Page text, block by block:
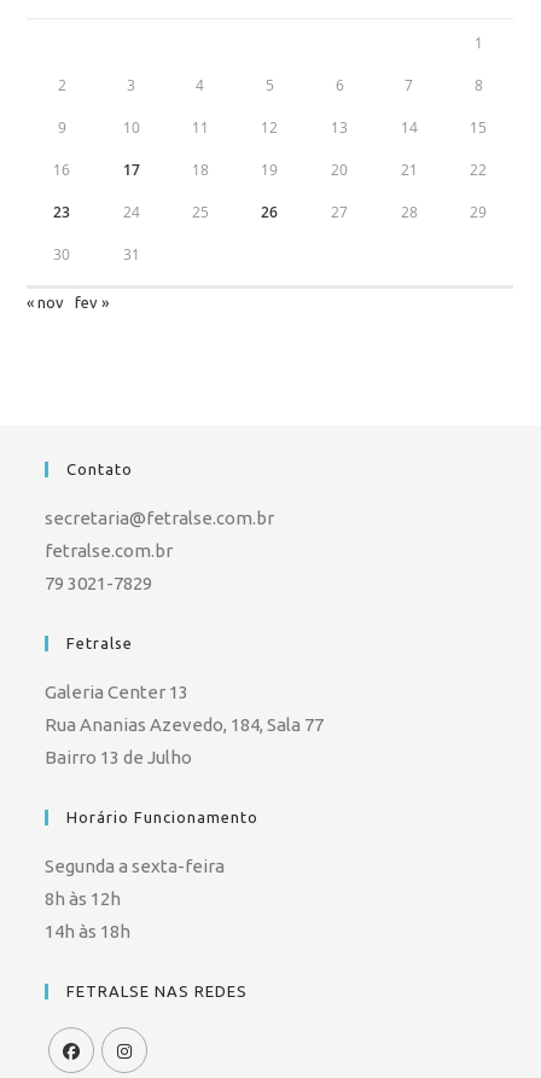
1
2 3 4 5 6 7 8
9 10 11 12 13 14 15
16 17 18 19 20 21 22
23 24 25 26 27 28 29
30 31
« nov fev »
Contato
secretaria@fetralse.com.br
fetralse.com.br
79 3021-7829
Fetralse
Galeria Center 13
Rua Ananias Azevedo, 184, Sala 77
Bairro 13 de Julho
Horário Funcionamento
Segunda a sexta-feira
8h às 12h
14h às 18h
FETRALSE NAS REDES